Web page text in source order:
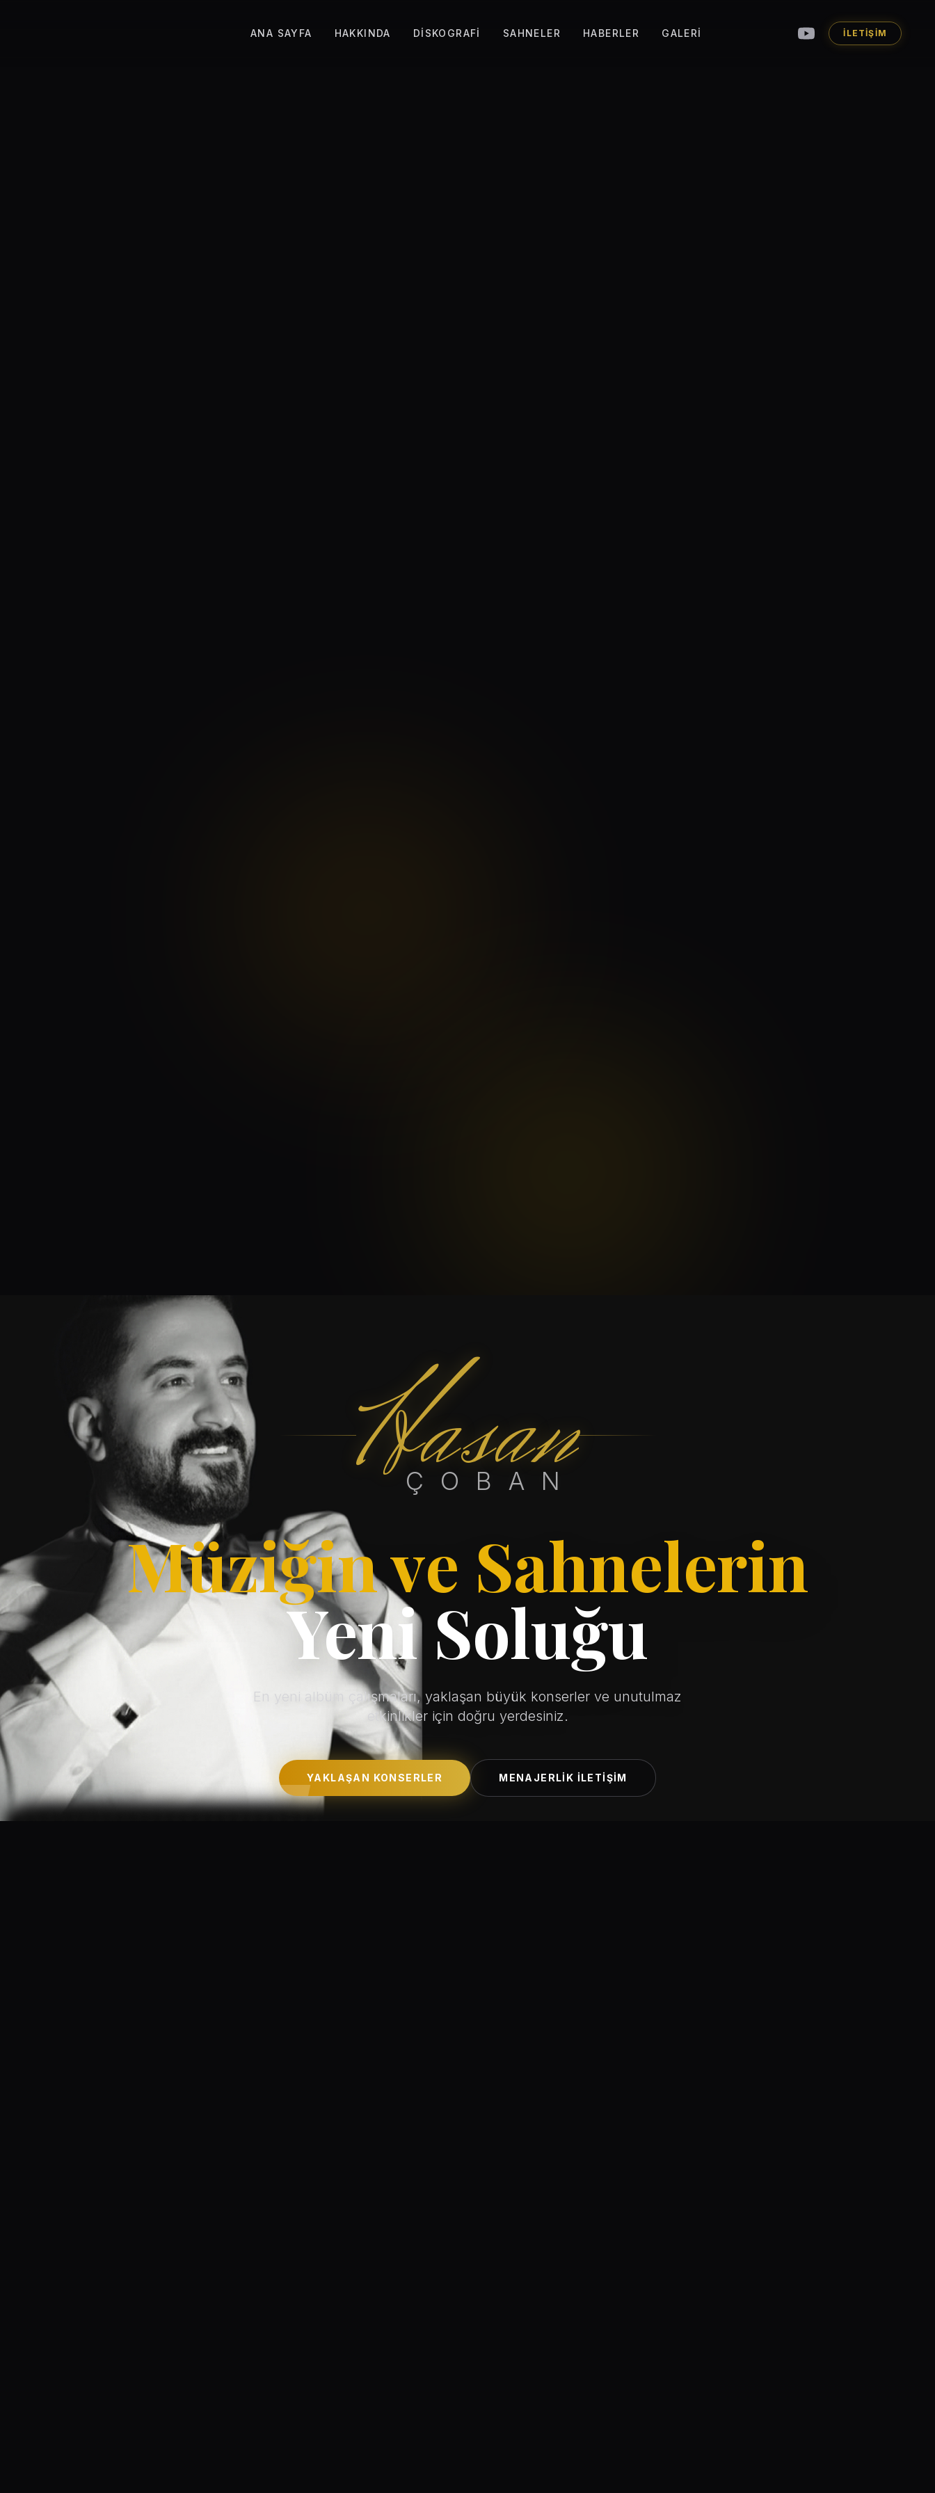
ANA SAYFA HAKKINDA DISKOGRAFI SAHNELER HABERLER GALERI İLETIŞIM
Hasan
ÇOBAN
Müziğin ve Sahnelerin
Yeni Soluğu
En yeni albüm çalışmaları, yaklaşan büyük konserler ve unutulmaz
etkinlikler için doğru yerdesiniz.
YAKLAŞAN KONSERLER MENAJERLIK İLETIŞIM